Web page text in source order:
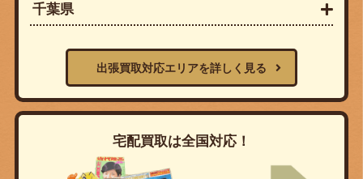
千葉県
出張買取対応エリアを詳しく見る
宅配買取は全国対応！